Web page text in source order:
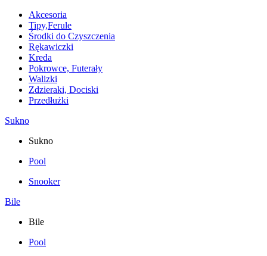
Akcesoria
Tipy,Ferule
Środki do Czyszczenia
Rękawiczki
Kreda
Pokrowce, Futerały
Walizki
Zdzieraki, Dociski
Przedłużki
Sukno
Sukno
Pool
Snooker
Bile
Bile
Pool